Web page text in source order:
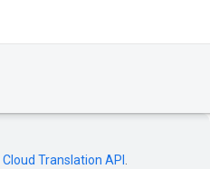
Cloud Translation API